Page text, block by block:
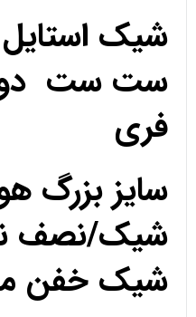
شیک استایل
ست ست دو
فری
سایز بزرگ
شیک/نصف
شیک خفن